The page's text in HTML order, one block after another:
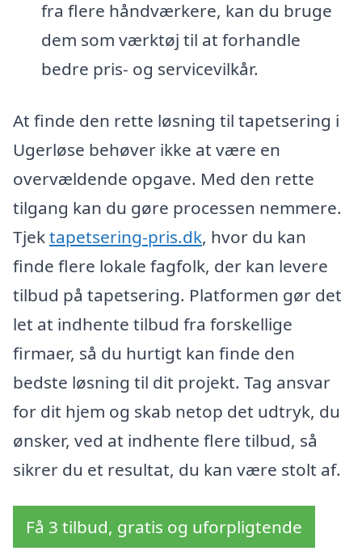
fra flere håndværkere, kan du bruge
dem som værktøj til at forhandle
bedre pris- og servicevilkår.
At finde den rette løsning til tapetsering i
Ugerløse behøver ikke at være en
overvældende opgave. Med den rette
tilgang kan du gøre processen nemmere.
Tjektapetsering-pris.dk, hvor du kan
finde flere lokale fagfolk, der kan levere
tilbud på tapetsering. Platformen gør det
let at indhente tilbud fra forskellige
firmaer, så du hurtigt kan finde den
bedste løsning til dit projekt. Tag ansvar
for dit hjem og skab netop det udtryk, du
ønsker, ved at indhente flere tilbud, så
sikrer du et resultat, du kan være stolt af.
Få 3 tilbud, gratis og uforpligtende